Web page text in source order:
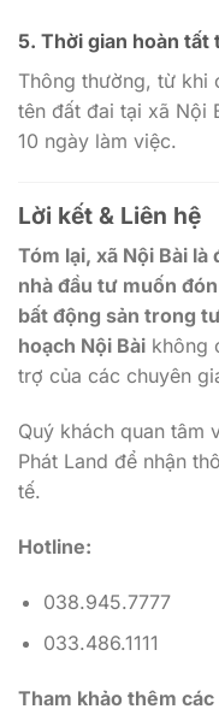
5. Thời gian hoàn tất
Thông thường, từ khi
tên đất đai tại xã Nội
10 ngày làm việc.
Lời kết & Liên hệ
Tóm lại, xã Nội Bài
nhà đầu tư muốn
bất động sản trong
hoạch Nội Bài không
trợ của các chuyên
Quý khách quan tâm
Phát Land để nhận
tế.
Hotline:
038.945.7777
033.486.1111
Tham khảo thêm